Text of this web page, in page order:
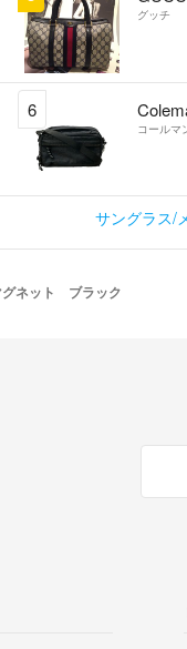
グッチ
6
コールマ
サングラス/
ネット ブラック